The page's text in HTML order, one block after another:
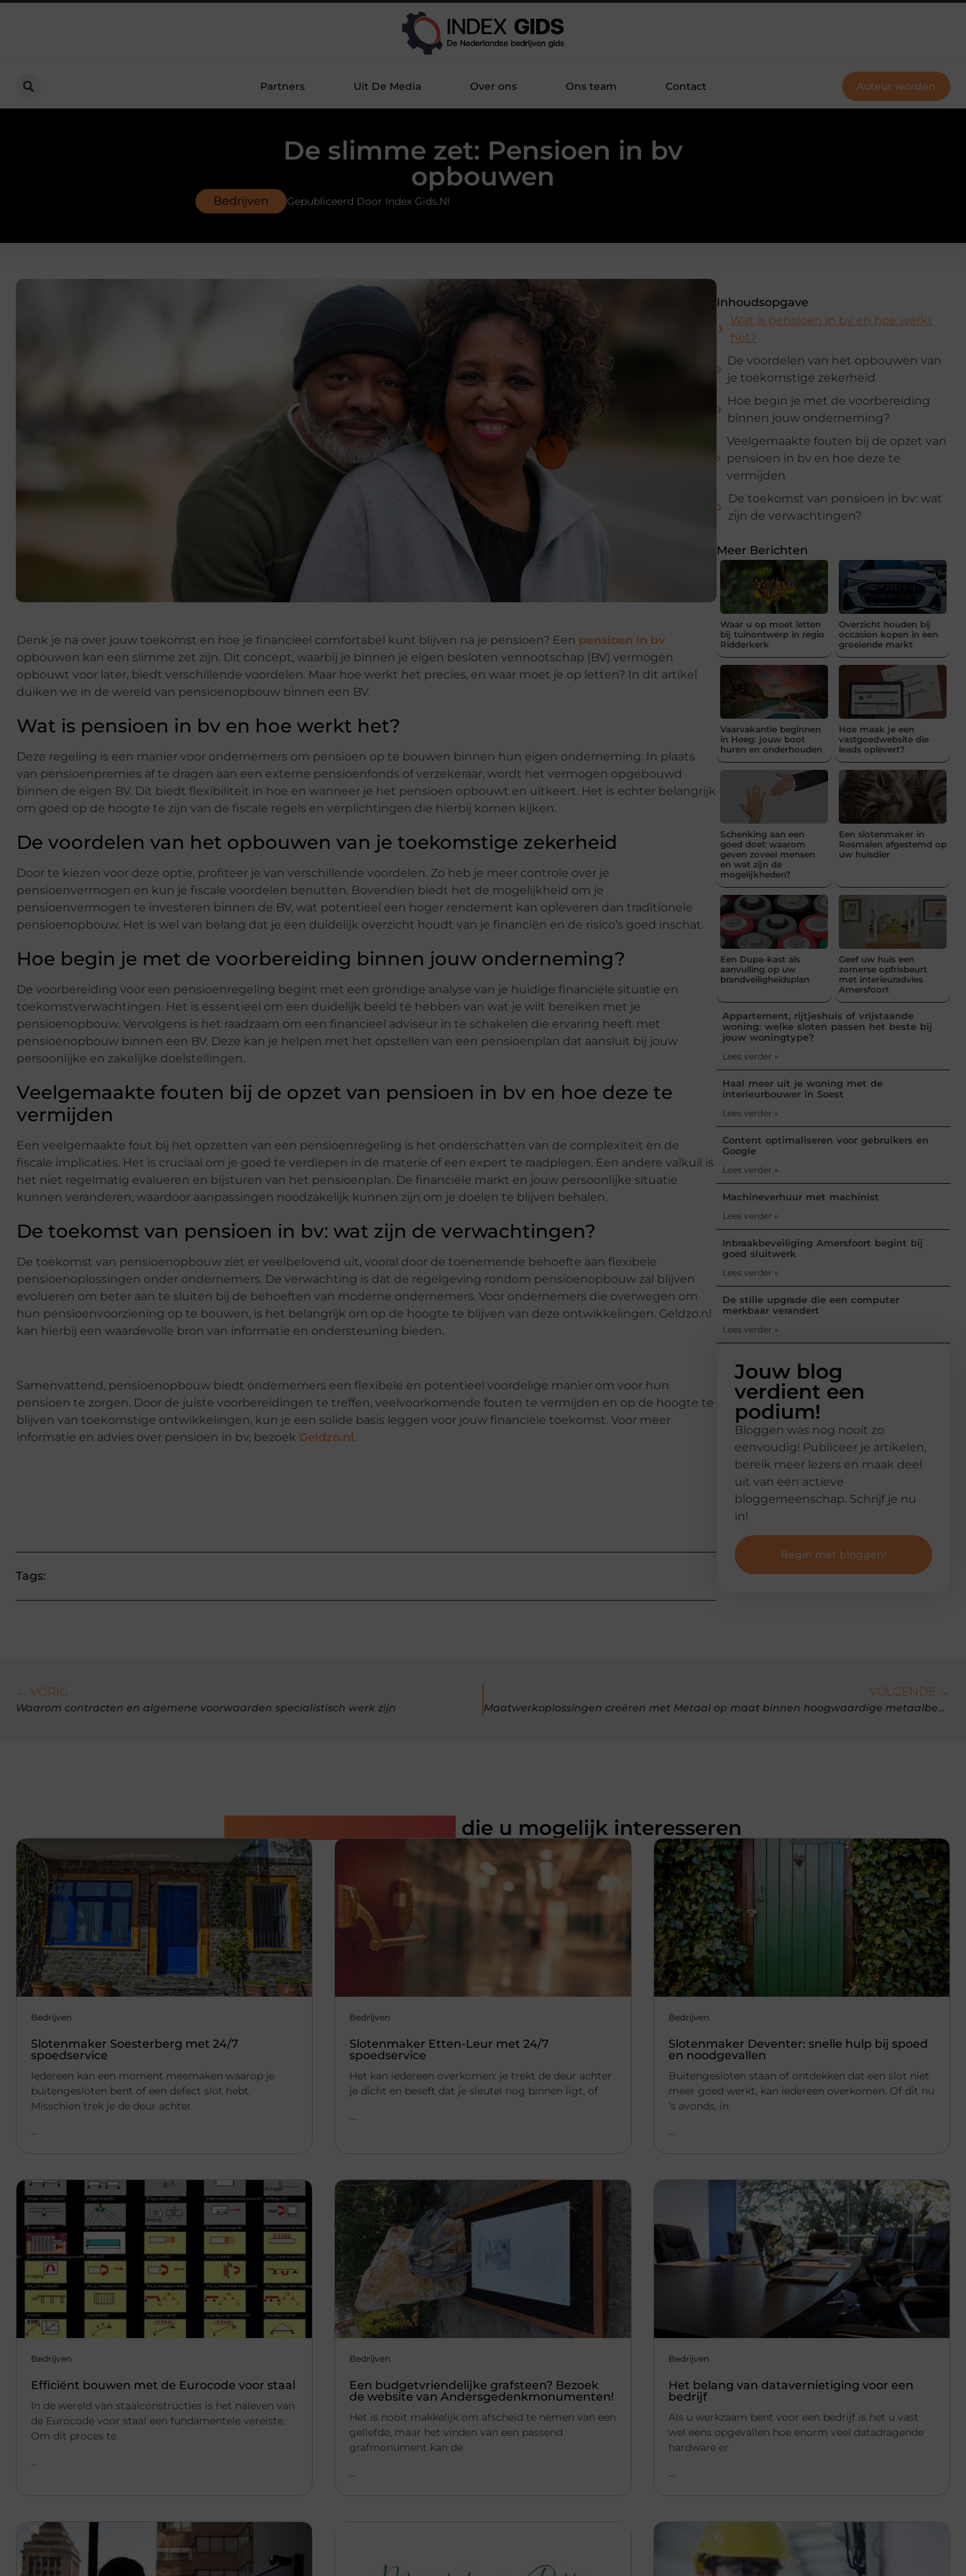
Partners Uit De Media Over ons Ons team Contact Auteur worden
De slimme zet: Pensioen in bv
opbouwen
Bedrijven Gepubliceerd Door Index Gids.nl
Denk je na over jouw toekomst en hoe je financieel comfortabel kunt blijven na je pensioen? Een pensioen in bv
opbouwen kan een slimme zet zijn. Dit concept, waarbij je binnen je eigen besloten vennootschap (BV) vermogen
opbouwt voor later, biedt verschillende voordelen. Maar hoe werkt het precies, en waar moet je op letten? In dit artikel
duiken we in de wereld van pensioenopbouw binnen een BV.
Wat is pensioen in bv en hoe werkt het?
Deze regeling is een manier voor ondernemers om pensioen op te bouwen binnen hun eigen onderneming. In plaats
van pensioenpremies af te dragen aan een externe pensioenfonds of verzekeraar, wordt het vermogen opgebouwd
binnen de eigen BV. Dit biedt flexibiliteit in hoe en wanneer je het pensioen opbouwt en uitkeert. Het is echter belangrijk
om goed op de hoogte te zijn van de fiscale regels en verplichtingen die hierbij komen kijken.
De voordelen van het opbouwen van je toekomstige zekerheid
Door te kiezen voor deze optie, profiteer je van verschillende voordelen. Zo heb je meer controle over je
pensioenvermogen en kun je fiscale voordelen benutten. Bovendien biedt het de mogelijkheid om je
pensioenvermogen te investeren binnen de BV, wat potentieel een hoger rendement kan opleveren dan traditionele
pensioenopbouw. Het is wel van belang dat je een duidelijk overzicht houdt van je financiën en de risico’s goed inschat.
Hoe begin je met de voorbereiding binnen jouw onderneming?
De voorbereiding voor een pensioenregeling begint met een grondige analyse van je huidige financiële situatie en
toekomstverwachtingen. Het is essentieel om een duidelijk beeld te hebben van wat je wilt bereiken met je
pensioenopbouw. Vervolgens is het raadzaam om een financieel adviseur in te schakelen die ervaring heeft met
pensioenopbouw binnen een BV. Deze kan je helpen met het opstellen van een pensioenplan dat aansluit bij jouw
persoonlijke en zakelijke doelstellingen.
Veelgemaakte fouten bij de opzet van pensioen in bv en hoe deze te
vermijden
Een veelgemaakte fout bij het opzetten van een pensioenregeling is het onderschatten van de complexiteit en de
fiscale implicaties. Het is cruciaal om je goed te verdiepen in de materie of een expert te raadplegen. Een andere valkuil is
het niet regelmatig evalueren en bijsturen van het pensioenplan. De financiële markt en jouw persoonlijke situatie
kunnen veranderen, waardoor aanpassingen noodzakelijk kunnen zijn om je doelen te blijven behalen.
De toekomst van pensioen in bv: wat zijn de verwachtingen?
De toekomst van pensioenopbouw ziet er veelbelovend uit, vooral door de toenemende behoefte aan flexibele
pensioenoplossingen onder ondernemers. De verwachting is dat de regelgeving rondom pensioenopbouw zal blijven
evolueren om beter aan te sluiten bij de behoeften van moderne ondernemers. Voor ondernemers die overwegen om
hun pensioenvoorziening op te bouwen, is het belangrijk om op de hoogte te blijven van deze ontwikkelingen. Geldzo.nl
kan hierbij een waardevolle bron van informatie en ondersteuning bieden.
Samenvattend, pensioenopbouw biedt ondernemers een flexibele en potentieel voordelige manier om voor hun
pensioen te zorgen. Door de juiste voorbereidingen te treffen, veelvoorkomende fouten te vermijden en op de hoogte te
blijven van toekomstige ontwikkelingen, kun je een solide basis leggen voor jouw financiële toekomst. Voor meer
informatie en advies over pensioen in bv, bezoek Geldzo.nl .
Tags:
Inhoudsopgave
Wat is pensioen in bv en hoe werkt
het?
De voordelen van het opbouwen van
je toekomstige zekerheid
Hoe begin je met de voorbereiding
binnen jouw onderneming?
Veelgemaakte fouten bij de opzet van
pensioen in bv en hoe deze te
vermijden
De toekomst van pensioen in bv: wat
zijn de verwachtingen?
Meer Berichten
Waar u op moet letten
bij tuinontwerp in regio
Ridderkerk
Overzicht houden bij
occasion kopen in een
groeiende markt
Vaarvakantie beginnen
in Heeg: jouw boot
huren en onderhouden
Hoe maak je een
vastgoedwebsite die
leads oplevert?
Schenking aan een
goed doel: waarom
geven zoveel mensen
en wat zijn de
mogelijkheden?
Een slotenmaker in
Rosmalen afgestemd op
uw huisdier
Een Dupa-kast als
aanvulling op uw
brandveiligheidsplan
Geef uw huis een
zomerse opfrisbeurt
met interieuradvies
Amersfoort
Appartement, rijtjeshuis of vrijstaande
woning: welke sloten passen het beste bij
jouw woningtype?
Lees verder »
Haal meer uit je woning met de
interieurbouwer in Soest
Lees verder »
Content optimaliseren voor gebruikers en
Google
Lees verder »
Machineverhuur met machinist
Lees verder »
Inbraakbeveiliging Amersfoort begint bij
goed sluitwerk
Lees verder »
De stille upgrade die een computer
merkbaar verandert
Lees verder »
Jouw blog
verdient een
podium!
Bloggen was nog nooit zo
eenvoudig! Publiceer je artikelen,
bereik meer lezers en maak deel
uit van een actieve
bloggemeenschap. Schrijf je nu
in!
Begin met bloggen!
← VORIG
Waarom contracten en algemene voorwaarden specialistisch werk zijn
VOLGENDE →
Maatwerkoplossingen creëren met Metaal op maat binnen hoogwaardige metaalbewerking
die u mogelijk interesseren
Bedrijven
Slotenmaker Soesterberg met 24/7
spoedservice
Iedereen kan een moment meemaken waarop je
buitengesloten bent of een defect slot hebt.
Misschien trek je de deur achter
...
Bedrijven
Slotenmaker Etten-Leur met 24/7
spoedservice
Het kan iedereen overkomen: je trekt de deur achter
je dicht en beseft dat je sleutel nog binnen ligt, of
...
Bedrijven
Slotenmaker Deventer: snelle hulp bij spoed
en noodgevallen
Buitengesloten staan of ontdekken dat een slot niet
meer goed werkt, kan iedereen overkomen. Of dit nu
’s avonds, in
...
Bedrijven
Efficiënt bouwen met de Eurocode voor staal
In de wereld van staalconstructies is het naleven van
de Eurocode voor staal een fundamentele vereiste.
Om dit proces te
Bedrijven
Een budgetvriendelijke grafsteen? Bezoek
de website van Andersgedenkmonumenten!
Het is nooit makkelijk om afscheid te nemen van een
geliefde, maar het vinden van een passend
grafmonument kan de
Bedrijven
Het belang van datavernietiging voor een
bedrijf
Als u werkzaam bent voor een bedrijf is het u vast
wel eens opgevallen hoe enorm veel datadragende
hardware er